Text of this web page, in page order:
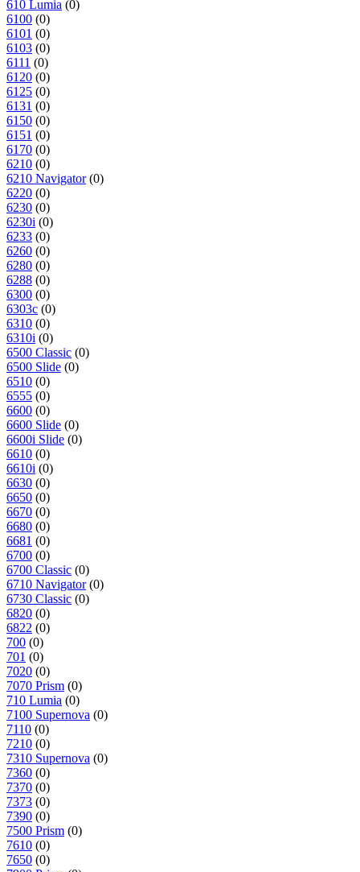
610 Lumia (0)
6100 (0)
6101 (0)
6103 (0)
6111 (0)
6120 (0)
6125 (0)
6131 (0)
6150 (0)
6151 (0)
6170 (0)
6210 (0)
6210 Navigator(0)
6220 (0)
6230 (0)
6230i (0)
6233 (0)
6260 (0)
6280 (0)
6288 (0)
6300 (0)
6303c (0)
6310 (0)
6310i (0)
6500 Classic (0)
6500 Slide (0)
6510 (0)
6555 (0)
6600 (0)
6600 Slide (0)
6600i Slide (0)
6610 (0)
6610i (0)
6630 (0)
6650 (0)
6670 (0)
6680 (0)
6681 (0)
6700 (0)
6700 Classic (0)
6710 Navigator(0)
6730 Classic (0)
6820 (0)
6822 (0)
700 (0)
701 (0)
7020 (0)
7070 Prism (0)
710 Lumia (0)
7100 Supernova (0)
7110 (0)
7210 (0)
7310 Supernova (0)
7360 (0)
7370 (0)
7373 (0)
7390 (0)
7500 Prism (0)
7610 (0)
7650 (0)